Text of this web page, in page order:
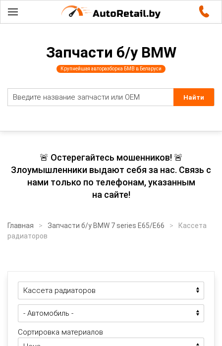
Запчасти б/у BMW
Крупнейшая авторазборка БМВ в Беларуси
🚨 Остерегайтесь мошенников! 🚨
Злоумышленники выдают себя за нас. Связь с
нами только по телефонам, указанным
на сайте!
Главная Запчасти б/у BMW 7 series E65/E66
Кассета
радиаторов
Сортировка материалов